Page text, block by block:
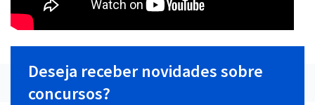
Deseja receber novidades sobre
concursos?